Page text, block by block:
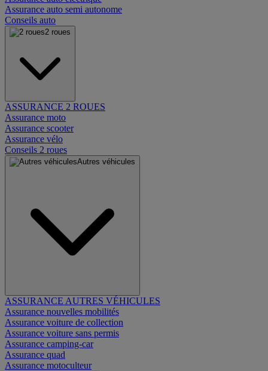
Assurance auto semi autonome
Conseils auto
2 roues
ASSURANCE 2 ROUES
Assurance moto
Assurance scooter
Assurance vélo
Conseils 2 roues
Autres véhicules
ASSURANCE AUTRES VÉHICULES
Assurance nouvelles mobilités
Assurance voiture de collection
Assurance voiture sans permis
Assurance camping-car
Assurance quad
Assurance motoculteur